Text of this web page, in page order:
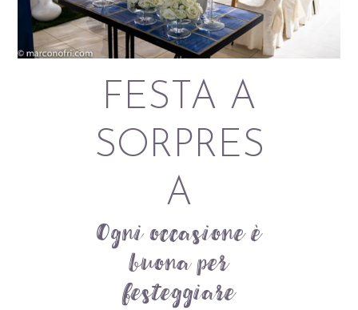
FESTA A
SORPRES
A
Ogni occasione è
buona per
festeggiare